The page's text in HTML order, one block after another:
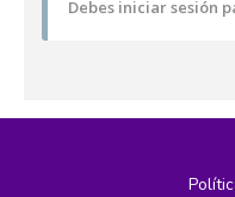
Debes iniciar sesión